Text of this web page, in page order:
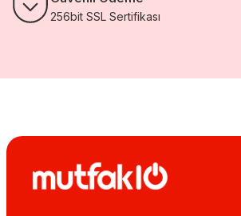
256bit SSL Sertifikası